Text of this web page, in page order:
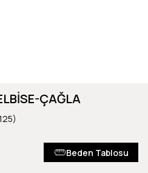
ÇAĞLA
Beden Tablosu